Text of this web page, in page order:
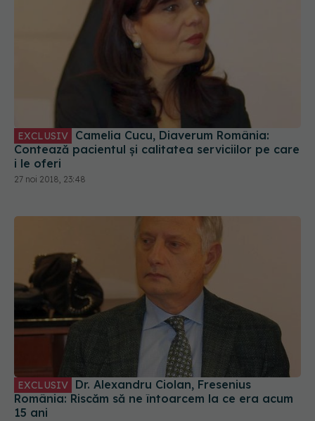
EXCLUSIV
Contează pacientul și calitatea serviciilor pe care
i le oferi
27 noi 2018, 23:48
EXCLUSIV
România: Riscăm să ne întoarcem la ce era acum
15 ani